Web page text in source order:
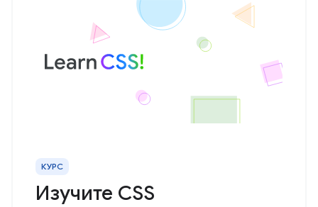
КУРС
Изучите CSS